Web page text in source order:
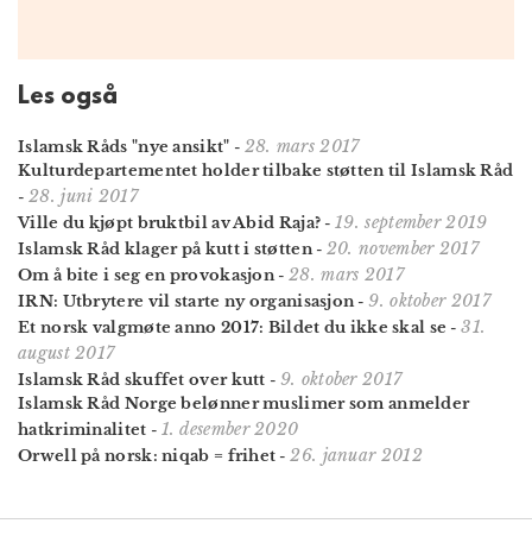
Les også
Islamsk Råds "nye ansikt" - 28. mars 2017
Kulturdepartementet holder tilbake støtten til Islamsk Råd
- 28. juni 2017
Ville du kjøpt bruktbil av Abid Raja? -19. september 2019
Islamsk Råd klager på kutt i støtten- 20. november 2017
Om å bite i seg en provokasjon- 28. mars 2017
IRN: Utbrytere vil starte ny organisasjon-9. oktober 2017
Et norsk valgmøte anno 2017: Bildet du ikke skal se -31.
august 2017
Islamsk Råd skuffet over kutt - 9. oktober 2017
Islamsk Råd Norge belønner muslimer som anmelder
hatkriminalitet - 1. desember 2020
Orwell på norsk: niqab = frihet -26. januar 2012